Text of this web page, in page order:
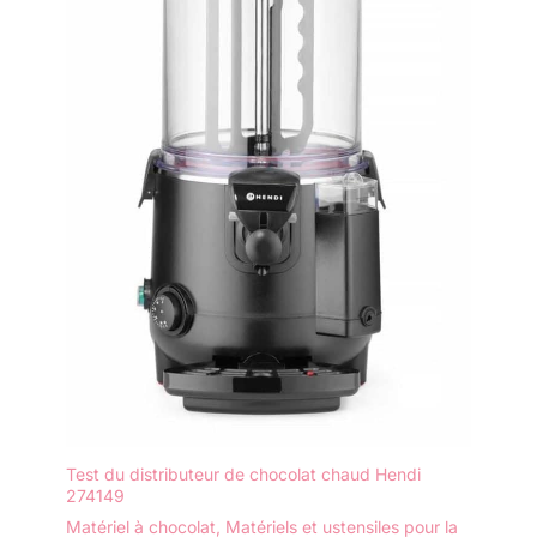
Test du distributeur de chocolat chaud Hendi
274149
Matériel à chocolat Matériels et ustensiles pour la